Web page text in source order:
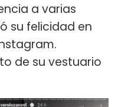
a varias
su felicidad en
de su vestuario